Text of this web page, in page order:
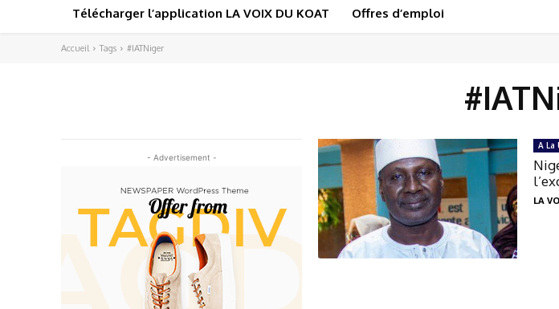
Télécharger l’application LA VOIX DU KOAT Offres d’emploi
Accueil Tags #IATNiger
- Advertisement -
A La
LA